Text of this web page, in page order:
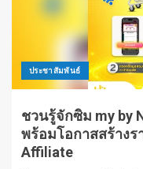
ประชาสัมพันธ์
ชวนรู้จักซิม my by
พร้อมโอกาสสร้างร
Affiliate